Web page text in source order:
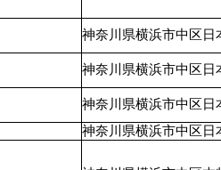
神奈川県横浜市中区
神奈川県横浜市中区日
神奈川県横浜市中区日
神奈川県横浜市中区日